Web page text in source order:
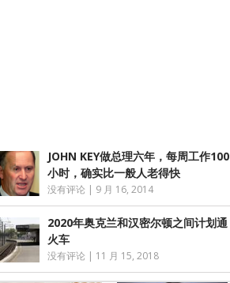
JOHN KEY做总理六年，每周工作100
小时，确实比一般人老得快
没有评论 | 9 月 16, 2014
2020年奥克兰和汉密尔顿之间计划通
火车
没有评论 | 11 月 15, 2018